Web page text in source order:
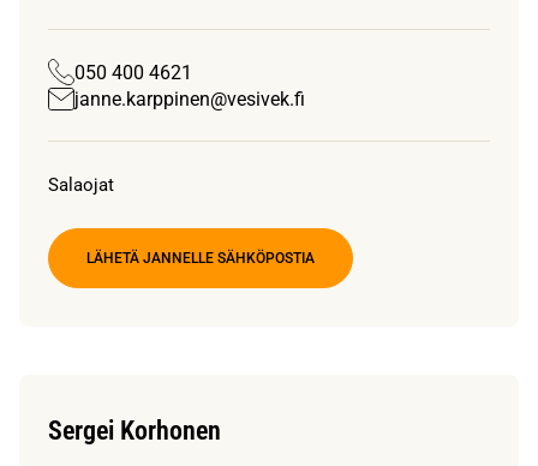
050 400 4621
janne.karppinen@vesivek.fi
Salaojat
LÄHETÄ JANNELLE SÄHKÖPOSTIA
Sergei Korhonen